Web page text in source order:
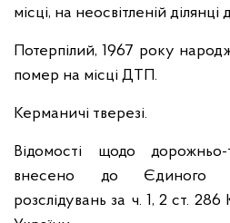
місці, на неосвітленій ділянці
Потерпілий, 1967 року
помер на місці ДТП.
Керманичі тверезі.
Відомості щодо дорожньо-
внесено до Єдиного
розслідувань за ч. 1, 2 ст.